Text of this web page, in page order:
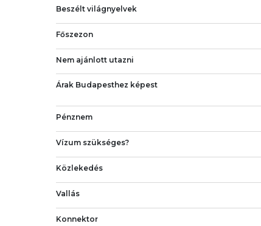
Beszélt világnyelvek
Főszezon
Nem ajánlott utazni
Árak Budapesthez képest
Pénznem
Vízum szükséges?
Közlekedés
Vallás
Konnektor